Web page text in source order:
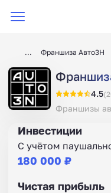
Франшиза Авто3Н
4.5
Франшизы
Инвестиции
С учётом
180 000 ₽
Чистая прибыль